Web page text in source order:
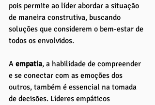
pois permite ao líder abordar a situação
de maneira construtiva, buscando
soluções que considerem o bem-estar de
todos os envolvidos.
A empatia, a habilidade de compreender
e se conectar com as emoções dos
outros, também é essencial na tomada
de decisões. Líderes empáticos